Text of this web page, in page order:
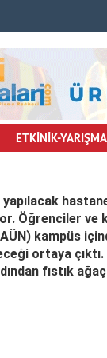
ETKİNİK-YARIŞMA
Öğrenciler
kampüs
ortaya
fıstık